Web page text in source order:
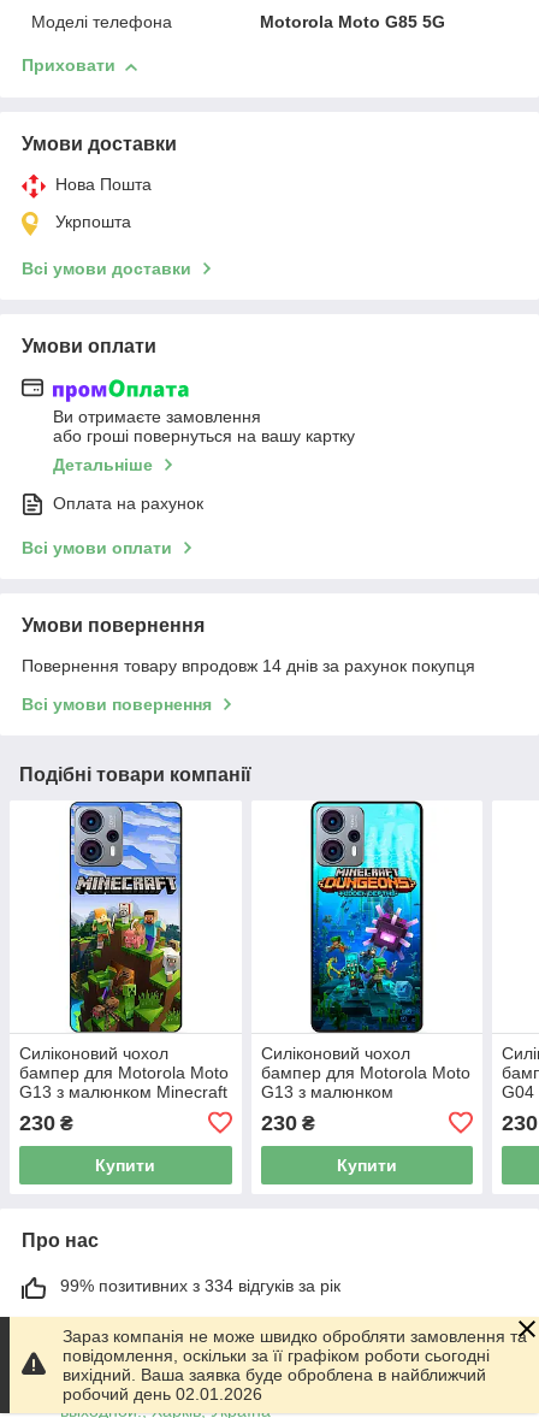
Моделі телефона
Motorola Moto G85 5G
Приховати
Умови доставки
Нова Пошта
Укрпошта
Всі умови доставки
Умови оплати
Ви отримаєте замовлення
або гроші повернуться на вашу картку
Детальніше
Оплата на рахунок
Всі умови оплати
Умови повернення
Повернення товару впродовж 14 днів за рахунок покупця
Всі умови повернення
Подібні товари компанії
Силіконовий чохол
бампер для Motorola Moto
G13 з малюнком Minecraft
230 ₴
Купити
Силіконовий чохол
бампер для Motorola Moto
G13 з малюнком
230₴
Купити
G04
230
Про нас
99% позитивних з 334 відгуків за рік
Працює з 01.06.2014
м. Харків
График работы 10.00-17.00. Суббота - Воскресенье
выходной!, Харків, Україна
Зараз компанія не може швидко обробляти замовлення та
повідомлення, оскільки за її графіком роботи сьогодні
вихідний. Ваша заявка буде оброблена в найближчий
робочий день 02.01.2026